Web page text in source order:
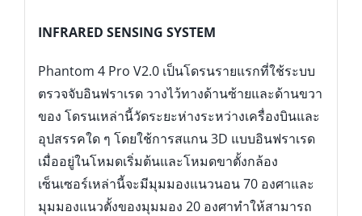
INFRARED SENSING SYSTEM
Phantom 4 Pro V2.0 เป็นโดรนรายแรกที่ใช้ระบบ
ตรวจจับอินฟราเรด วางไว้ทางด้านซ้ายและด้านขวา
ของ โดรนเหล่านี้วัดระยะห่างระหว่างเครื่องบินและ
อุปสรรคใด ๆ โดยใช้การสแกน 3D แบบอินฟราเรด
เมื่ออยู่ในโหมดเริ่มต้นและโหมดขาตั้งกล้อง
เซ็นเซอร์เหล่านี้จะมีมุมมองแนวนอน 70 องศาและ
มุมมองแนวตั้งของมุมมอง 20 องศาทำให้สามารถ